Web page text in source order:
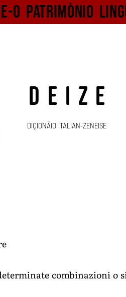
o patrimònio
DEIZE
DIÇIONÄIO ITALIAN-ZENEISE
combinazioni o